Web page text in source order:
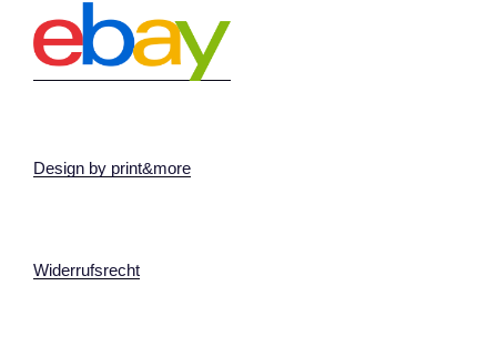
Design by print&more
Widerrufsrecht